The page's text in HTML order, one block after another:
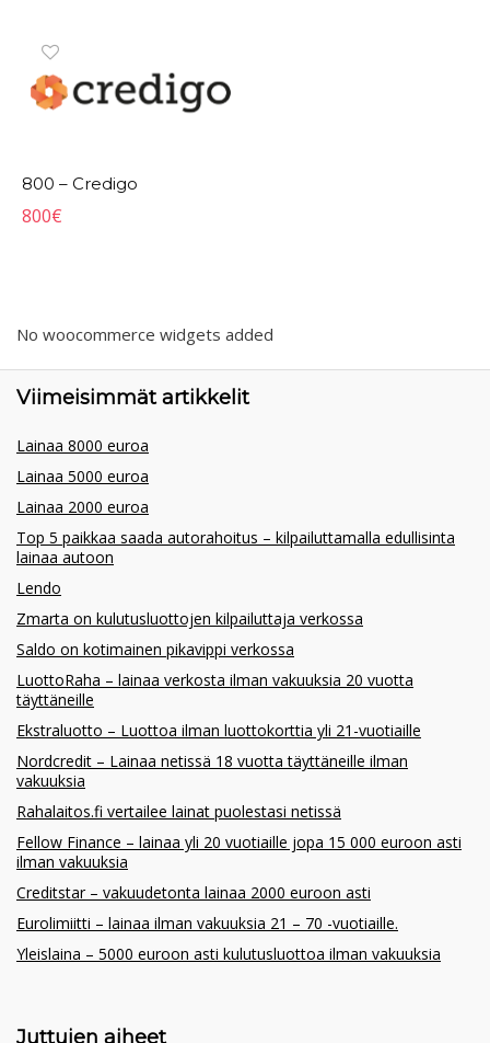
800 – Credigo
800€
No woocommerce widgets added
Viimeisimmät artikkelit
Lainaa 8000 euroa
Lainaa 5000 euroa
Lainaa 2000 euroa
Top 5 paikkaa saada autorahoitus – kilpailuttamalla edullisinta
lainaa autoon
Lendo
Zmarta on kulutusluottojen kilpailuttaja verkossa
Saldo on kotimainen pikavippi verkossa
LuottoRaha – lainaa verkosta ilman vakuuksia 20 vuotta
täyttäneille
Ekstraluotto – Luottoa ilman luottokorttia yli 21-vuotiaille
Nordcredit – Lainaa netissä 18 vuotta täyttäneille ilman
vakuuksia
Rahalaitos.fi vertailee lainat puolestasi netissä
Fellow Finance – lainaa yli 20 vuotiaille jopa 15 000 euroon asti
ilman vakuuksia
Creditstar – vakuudetonta lainaa 2000 euroon asti
Eurolimiitti – lainaa ilman vakuuksia 21 – 70 -vuotiaille.
Yleislaina – 5000 euroon asti kulutusluottoa ilman vakuuksia
Juttujen aiheet